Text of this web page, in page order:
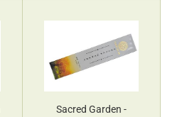
Sacred Garden -